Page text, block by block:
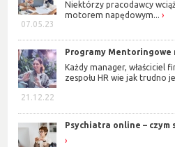
07.05.23
Niektórzy pracodawcy
motorem napędowym...
21.12.22
Programy Mentoringowe
Każdy manager, właściciel
zespołu HR wie jak trudno
Psychiatra online – czym